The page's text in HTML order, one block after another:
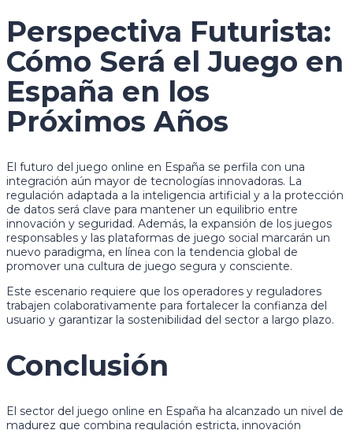
Perspectiva Futurista:
Cómo Será el Juego en
España en los
Próximos Años
El futuro del juego online en España se perfila con una
integración aún mayor de tecnologías innovadoras. La
regulación adaptada a la inteligencia artificial y a la protección
de datos será clave para mantener un equilibrio entre
innovación y seguridad. Además, la expansión de los juegos
responsables y las plataformas de juego social marcarán un
nuevo paradigma, en línea con la tendencia global de
promover una cultura de juego segura y consciente.
Este escenario requiere que los operadores y reguladores
trabajen colaborativamente para fortalecer la confianza del
usuario y garantizar la sostenibilidad del sector a largo plazo.
Conclusión
El sector del juego online en España ha alcanzado un nivel de
madurez que combina regulación estricta, innovación